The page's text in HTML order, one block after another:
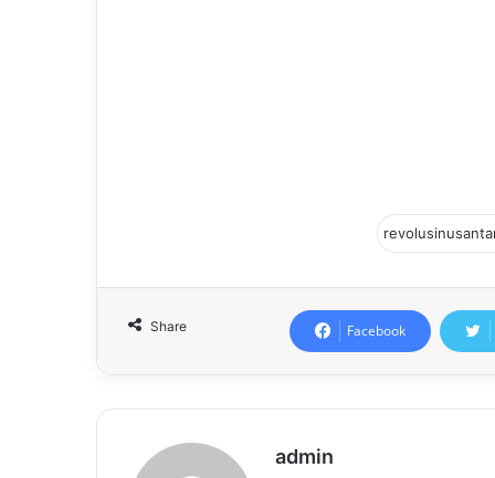
Share Facebook
admin